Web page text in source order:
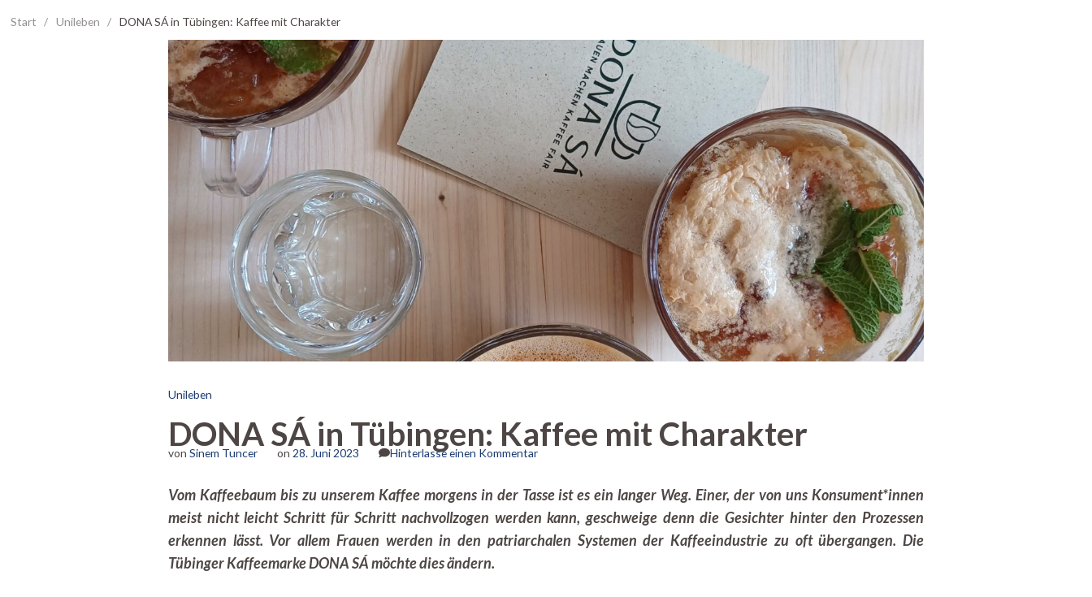
Start / Unileben / DONA SÁ in Tübingen: Kaffee mit Charakter
Unileben
DONA SÁ in Tübingen: Kaffee mit Charakter
von Sinem Tuncer on 28. Juni 2023 Hinterlasse einen Kommentarzu
in
Tübingen:
Kaffee
mit
Vom Kaffeebaum bis zu unserem Kaffee morgens in der Tasse ist es ein langer Weg. Einer, der von uns Konsument*innen
meist nicht leicht Schritt für Schritt nachvollzogen werden kann, geschweige denn die Gesichter hinter den Prozessen
erkennen lässt. Vor allem Frauen werden in den patriarchalen Systemen der Kaffeeindustrie zu oft übergangen. Die
Tübinger Kaffeemarke DONA SÁ möchte dies ändern.